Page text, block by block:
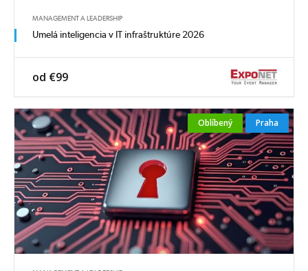
MANAGEMENT A LEADERSHIP
Umelá inteligencia v IT infraštruktúre 2026
od €99
Oblíbený Praha